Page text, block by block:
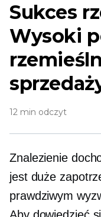
Sukces
Wysoki
12 min odczyt
Znalezienie
jest duże
prawdziwym